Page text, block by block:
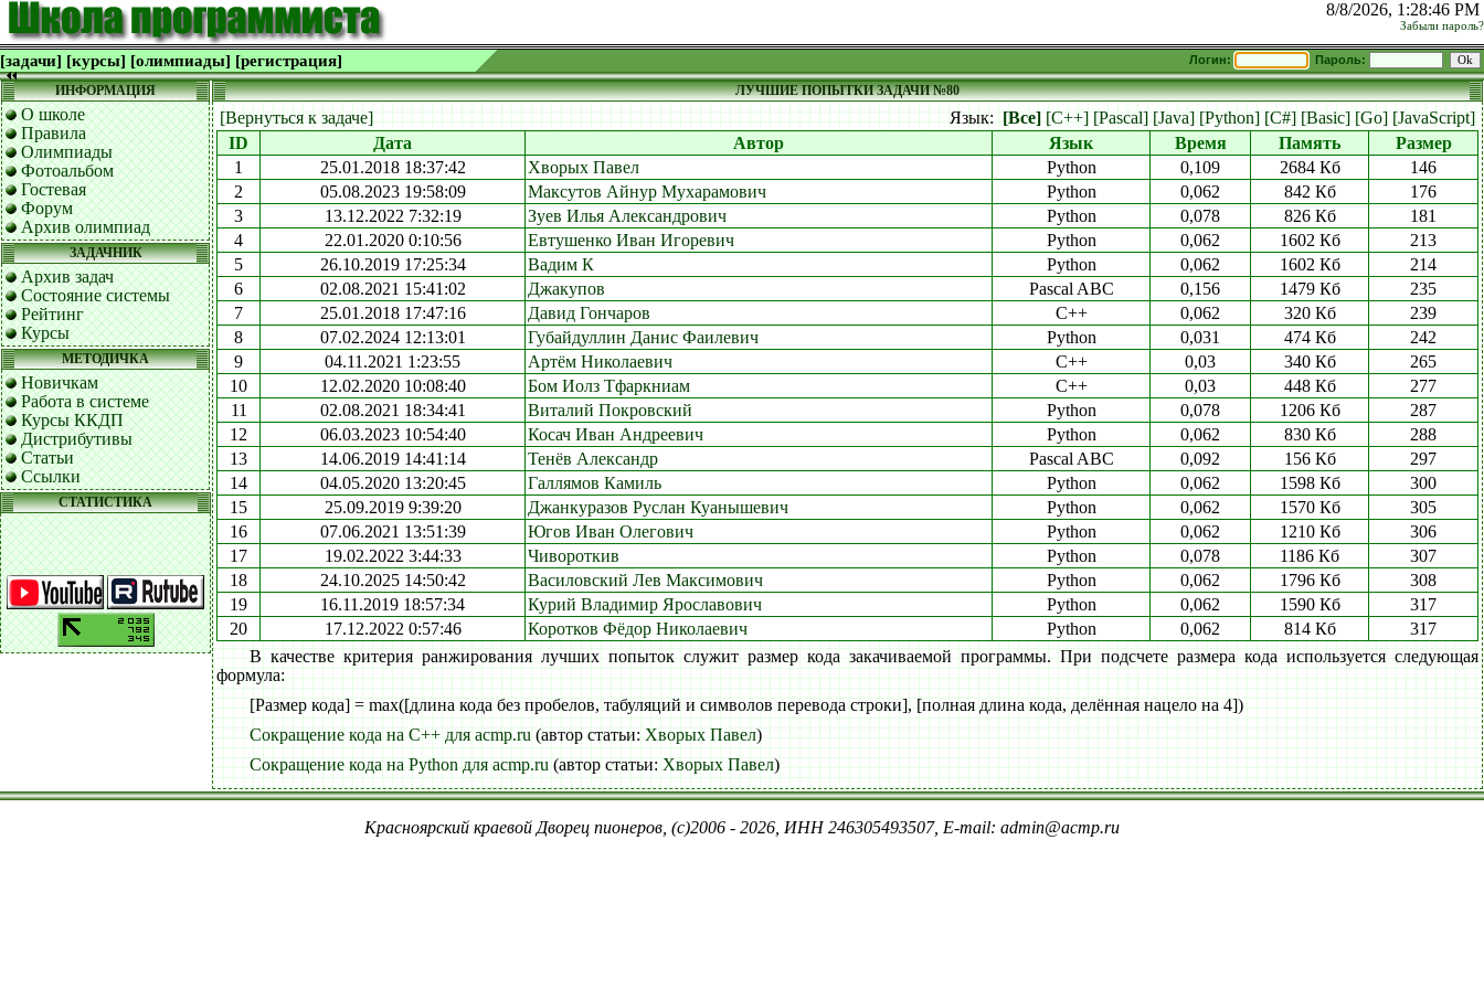
8/8/2026, 1:28:46 PM
Забыли пароль?
[задачи] [курсы] [олимпиады] [регистрация] Логин: Пароль:
ИНФОРМАЦИЯ
О школе
Правила
Олимпиады
Фотоальбом
Гостевая
Форум
Архив олимпиад
ЗАДАЧНИК
Архив задач
Состояние системы
Рейтинг
Курсы
МЕТОДИЧКА
Новичкам
Работа в системе
Курсы ККДП
Дистрибутивы
Статьи
Ссылки
СТАТИСТИКА
ЛУЧШИЕ ПОПЫТКИ ЗАДАЧИ №80
[Вернуться к задаче] Язык:[Все] [C++] [Pascal] [Java] [Python] [C#] [Basic] [Go] [JavaScript]
ID
Дата Автор Язык Время Память
Размер
1
25.01.2018 18:37:42 Хворых Павел Python 0,109 2684 Кб
146
2
05.08.2023 19:58:09 Максутов Айнур Мухарамович Python 0,062 842 Кб
176
3
13.12.2022 7:32:19 Зуев Илья Александрович Python 0,078 826 Кб
181
4
22.01.2020 0:10:56 Евтушенко Иван Игоревич Python 0,062 1602 Кб
213
5
26.10.2019 17:25:34 Вадим К Python 0,062 1602 Кб
214
6
02.08.2021 15:41:02 Джакупов Pascal ABC 0,156 1479 Кб
235
7
25.01.2018 17:47:16 Давид Гончаров C++ 0,062 320 Кб
239
8
07.02.2024 12:13:01 Губайдуллин Данис Фаилевич Python 0,031 474 Кб
242
9
04.11.2021 1:23:55 Артём Николаевич C++ 0,03 340 Кб
265
10
12.02.2020 10:08:40 Бом Иолз Тфаркниам C++ 0,03 448 Кб
277
11
02.08.2021 18:34:41 Виталий Покровский Python 0,078 1206 Кб
287
12
06.03.2023 10:54:40 Косач Иван Андреевич Python 0,062 830 Кб
288
13
14.06.2019 14:41:14 Тенёв Александр Pascal ABC 0,092 156 Кб
297
14
04.05.2020 13:20:45 Галлямов Камиль Python 0,062 1598 Кб
300
15
25.09.2019 9:39:20 Джанкуразов Руслан Куанышевич Python 0,062 1570 Кб
305
16
07.06.2021 13:51:39 Югов Иван Олегович Python 0,062 1210 Кб
306
17
19.02.2022 3:44:33 Чивороткив Python 0,078 1186 Кб
307
18
24.10.2025 14:50:42 Василовский Лев Максимович Python 0,062 1796 Кб
308
19
16.11.2019 18:57:34 Курий Владимир Ярославович Python 0,062 1590 Кб
317
20
17.12.2022 0:57:46 Коротков Фёдор Николаевич Python 0,062 814 Кб
317
В качестве критерия ранжирования лучших попыток служит размер кода закачиваемой программы. При подсчете размера кода используется следующая
формула:
[Размер кода] = max([длина кода без пробелов, табуляций и символов перевода строки], [полная длина кода, делённая нацело на 4])
Сокращение кода на C++ для acmp.ru(автор статьи:Хворых Павел)
Сокращение кода на Python для acmp.ru(автор статьи:Хворых Павел)
Красноярский краевой Дворец пионеров, (c)2006 - 2026, ИНН 246305493507, E-mail: admin@acmp.ru